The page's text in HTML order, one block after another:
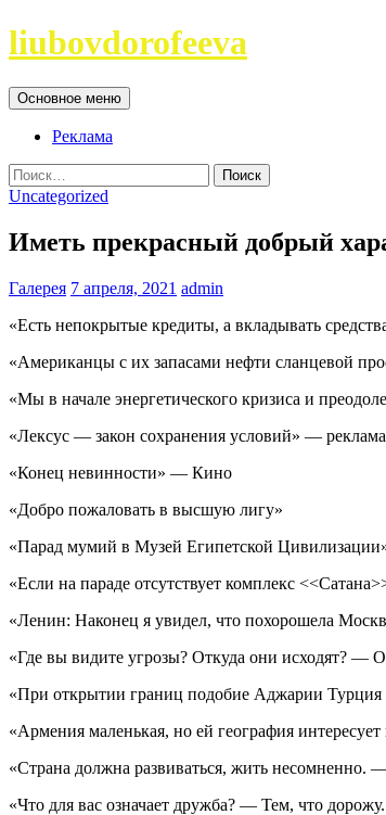
Перейти
к
liubovdorofeeva
Поиск
Основное меню
Реклама
Найти:
Uncategorized
Иметь прекрасный добрый
Галерея 7 апреля, 2021 admin
«Есть непокрытые кредиты, а вкладывать
«Американцы с их запасами нефти сланцевой
«Мы в начале энергетического кризиса и
«Лексус — закон сохранения условий» — реклама
«Конец невинности» — Кино
«Добро пожаловать в высшую лигу»
«Парад мумий в Музей Египетской
«Если на параде отсутствует комплекс
«Ленин: Наконец я увидел, что похорошела
«Где вы видите угрозы? Откуда они исходят? —
«При открытии границ подобие Аджарии Турция
«Армения маленькая, но ей география
«Страна должна развиваться, жить несомненно.
«Что для вас означает дружба? — Тем, что